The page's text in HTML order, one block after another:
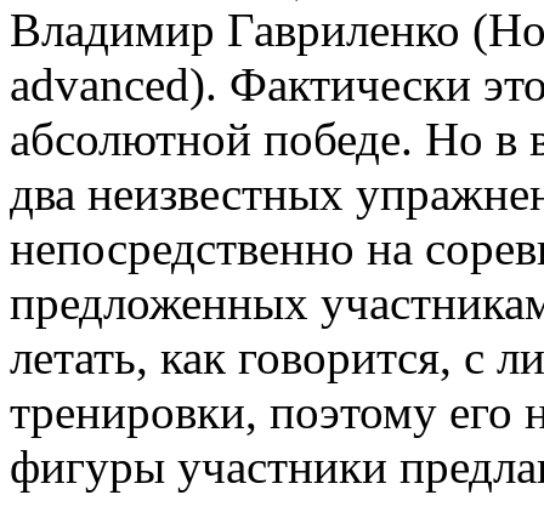
Владимир Гавриленко
advanced). Фактически
абсолютной победе. Но
два неизвестных
непосредственно на
предложенных
летать, как говорится, с
тренировки, поэтому
фигуры участники